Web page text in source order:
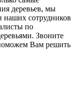
деревьев, мы
наших сотрудников
по
Звоните
Вам решить